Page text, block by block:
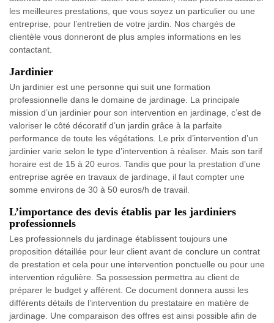
les meilleures prestations, que vous soyez un particulier ou une
entreprise, pour l’entretien de votre jardin. Nos chargés de
clientèle vous donneront de plus amples informations en les
contactant.
Jardinier
Un jardinier est une personne qui suit une formation
professionnelle dans le domaine de jardinage. La principale
mission d’un jardinier pour son intervention en jardinage, c’est de
valoriser le côté décoratif d’un jardin grâce à la parfaite
performance de toute les végétations. Le prix d’intervention d’un
jardinier varie selon le type d’intervention à réaliser. Mais son tarif
horaire est de 15 à 20 euros. Tandis que pour la prestation d’une
entreprise agrée en travaux de jardinage, il faut compter une
somme environs de 30 à 50 euros/h de travail.
L’importance des devis établis par les jardiniers
professionnels
Les professionnels du jardinage établissent toujours une
proposition détaillée pour leur client avant de conclure un contrat
de prestation et cela pour une intervention ponctuelle ou pour une
intervention régulière. Sa possession permettra au client de
préparer le budget y afférent. Ce document donnera aussi les
différents détails de l’intervention du prestataire en matière de
jardinage. Une comparaison des offres est ainsi possible afin de